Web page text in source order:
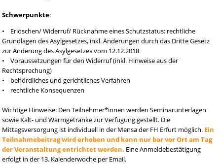
Schwerpunkte:
• Erlöschen/ Widerruf/ Rücknahme eines Schutzstatus: rechtliche
Grundlagen des Asylgesetzes, inkl. Änderungen durch das Dritte Gesetz
zur Änderung des Asylgesetzes vom 12.12.2018
• Voraussetzungen für den Widerruf (inkl. Hinweise aus der
Rechtsprechung)
• behördliches und gerichtliches Verfahren
• rechtliche Konsequenzen
Wichtige Hinweise: Den Teilnehmer*innen werden Seminarunterlagen
sowie Kalt- und Warmgetränke zur Verfügung gestellt. Die
Mittagsversorgung ist individuell in der Mensa der FH Erfurt möglich. Ein
Teilnahmebeitrag wird erhoben und kann nur bar vor Ort am Tag
der Veranstaltung entrichtet werden. Eine Anmeldebestätigung
erfolgt in der 13. Kalenderwoche per Email.